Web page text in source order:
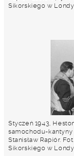
Sikorskiego w
Styczeń 1943,
samochodu-kantyny
Stanisław Rapiór.
Sikorskiego w